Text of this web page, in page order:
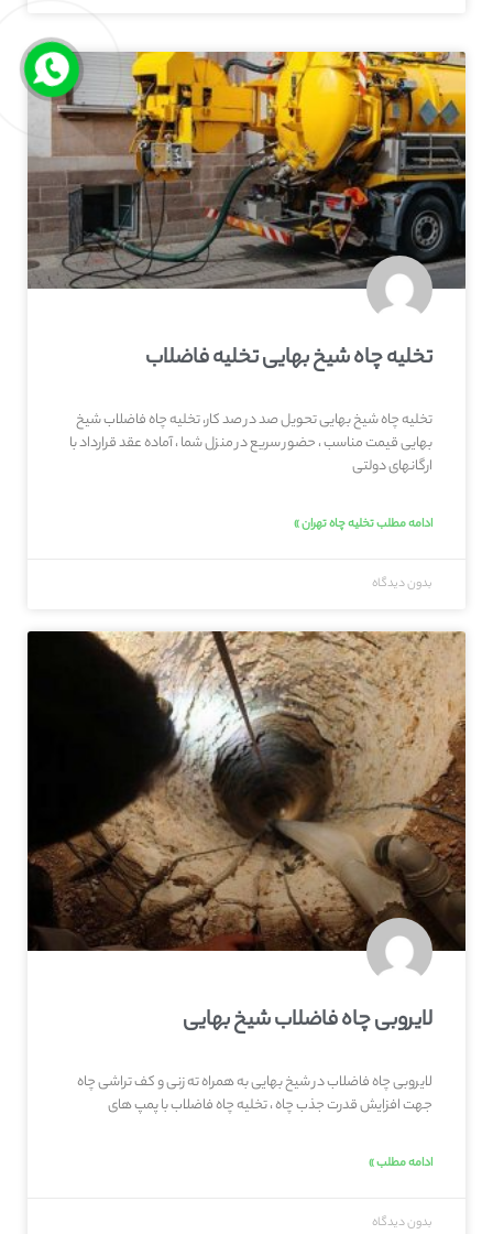
تخلیه چاه شیخ بهایی تخلیه فاضلاب
تخلیه چاه شیخ بهایی تحویل صد در صد کار، تخلیه چاه فاضلاب شیخ
بهایی قیمت مناسب ، حضور سریع در منزل شما ، آماده عقد قرارداد با
ارگانهای دولتی
ادامه مطلب تخلیه چاه تهران »
بدون دیدگاه
لایروبی چاه فاضلاب شیخ بهایی
لایروبی چاه فاضلاب در شیخ بهایی به همراه ته زنی و کف تراشی چاه
جهت افزایش قدرت جذب چاه ، تخلیه چاه فاضلاب با پمپ های
ادامه مطلب »
بدون دیدگاه